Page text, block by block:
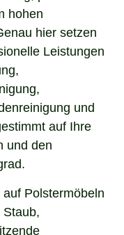
hohen
hier setzen
Leistungen
und
auf Ihre
und den
Polstermöbeln